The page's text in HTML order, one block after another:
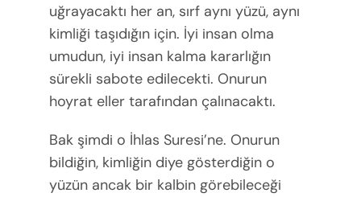
uğrayacaktı her an, sırf aynı yüzü, aynı
kimliği taşıdığın için. İyi insan olma
umudun, iyi insan kalma kararlığın
sürekli sabote edilecekti. Onurun
hoyrat eller tarafından çalınacaktı.
Bak şimdi o İhlas Suresi’ne. Onurun
bildiğin, kimliğin diye gösterdiğin o
yüzün ancak bir kalbin görebileceği